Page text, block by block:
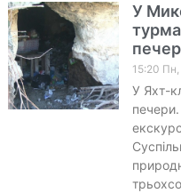
У
15:20
У Яхт-